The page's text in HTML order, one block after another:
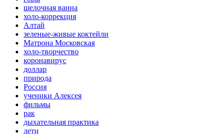
щелочная ванна
холо-коррекция
Алтай
зеленые-живые коктейли
Матрона Московская
холо-творчество
коронавирус
доллар
природа
Россия
ученики Алексея
фильмы
рак
дыхательная практика
дети